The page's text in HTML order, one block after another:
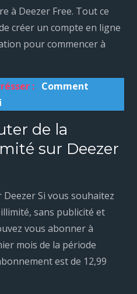
à Deezer Free. Tout ce
créer un compte en ligne
pour commencer à
: Comment
de la
sur Deezer
Si vous souhaitez
sans publicité et
vous abonner à
mois de la période
est de 12,99